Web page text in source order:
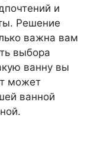
и
Решение
важна вам
выбора
ванну вы
может
ванной